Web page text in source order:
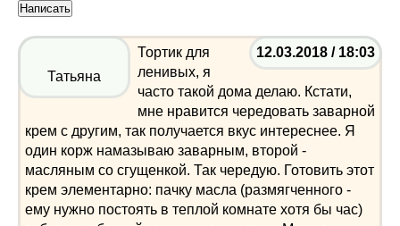
12.03.2018 / 18:03
Татьяна
Тортик для
ленивых, я
часто такой дома делаю. Кстати,
мне нравится чередовать заварной
крем с другим, так получается вкус интереснее. Я
один корж намазываю заварным, второй -
масляным со сгущенкой. Так чередую. Готовить этот
крем элементарно: пачку масла (размягченного -
ему нужно постоять в теплой комнате хотя бы час)